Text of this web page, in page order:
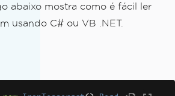
abaixo mostra como é fácil ler
usando C# ou VB .NET.